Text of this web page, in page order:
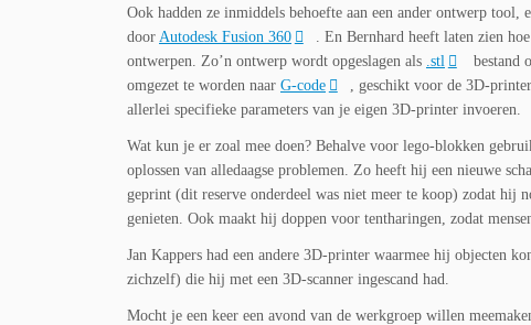
Ook hadden ze inmiddels behoefte aan een ander ontwerp tool,
door Autodesk Fusion 360
. En Bernhard heeft laten zien
ontwerpen. Zo’n ontwerp wordt opgeslagen als .stl
bestand
omgezet te worden naar G-code
, geschikt voor de 3D-
allerlei specifieke parameters van je eigen 3D-printer invoeren.
Wat kun je er zoal mee doen? Behalve voor lego-blokken
oplossen van alledaagse problemen. Zo heeft hij een nieuwe
geprint (dit reserve onderdeel was niet meer te koop) zodat hij
genieten. Ook maakt hij doppen voor tentharingen, zodat
Jan Kappers had een andere 3D-printer waarmee hij objecten
zichzelf) die hij met een 3D-scanner ingescand had.
Mocht je een keer een avond van de werkgroep willen